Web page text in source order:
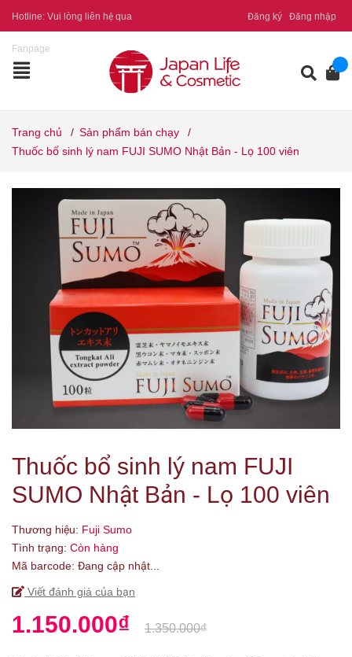
Hotline: Vui lòng liên hệ qua
Fanpage
Đăng ký Đăng nhập
Trang chủ / Sản phẩm bán chạy
/
Thuốc bổ sinh lý nam FUJI SUMO Nhật Bản - Lọ 100 viên
Thuốc bổ sinh lý nam FUJI
SUMO Nhật Bản - Lọ 100 viên
Thương hiệu: Fuji Sumo
Tình trạng: Còn hàng
Mã barcode: Đang cập nhật...
Viết đánh giá của bạn
1.150.000₫ 1.350.000₫